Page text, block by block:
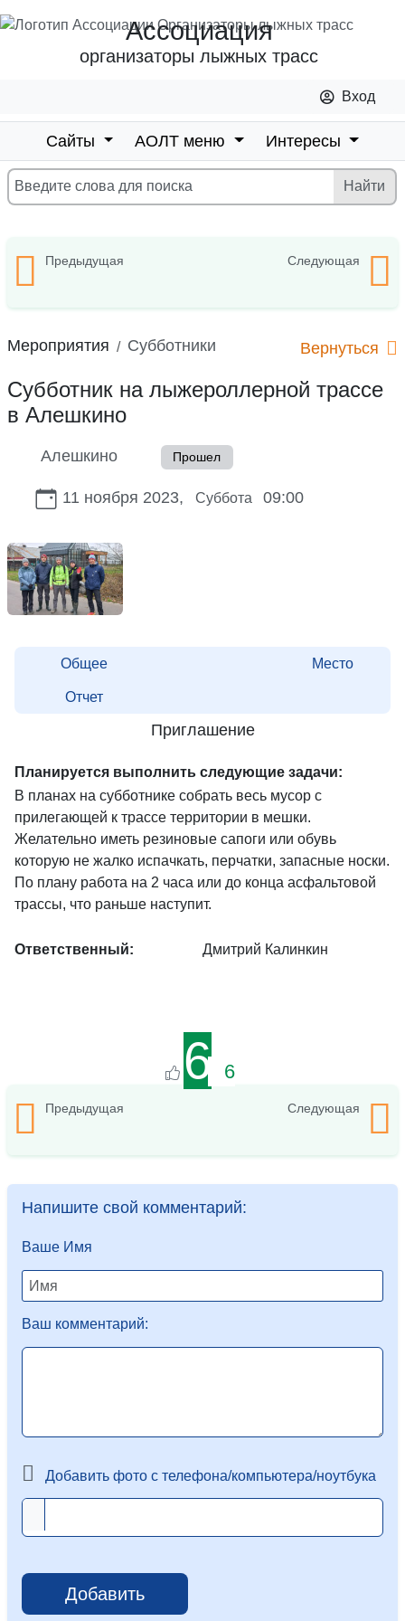
Ассоциация
организаторы лыжных трасс
Вход
Сайты АОЛТ меню Интересы
Предыдущая Следующая
Мероприятия Субботники Вернуться
Субботник на лыжероллерной трассе
в Алешкино
Алешкино Прошел
11 ноября 2023, Суббота 09:00
Общее Место
Отчет
Приглашение
Планируется выполнить следующие задачи:
В планах на субботнике собрать весь мусор с
прилегающей к трассе территории в мешки.
Желательно иметь резиновые сапоги или обувь
которую не жалко испачкать, перчатки, запасные носки.
По плану работа на 2 часа или до конца асфальтовой
трассы, что раньше наступит.
Ответственный: Дмитрий Калинкин
6 6
Предыдущая Следующая
Напишите свой комментарий:
Ваше Имя
Ваш комментарий:
Добавить фото с телефона/компьютера/ноутбука
Добавить